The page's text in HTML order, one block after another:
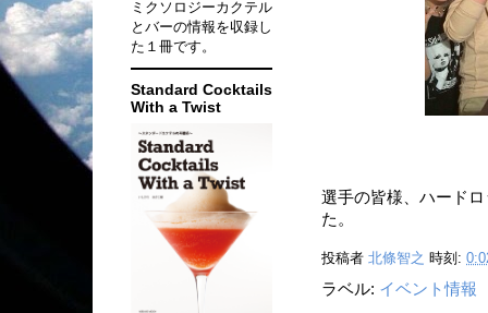
選手の皆様、ハード
た。
投稿者 北條智之 時刻:
ラベル: イベント情報
ミクソロジーカクテル
とバーの情報を収録し
た１冊です。
Standard Cocktails
With a Twist